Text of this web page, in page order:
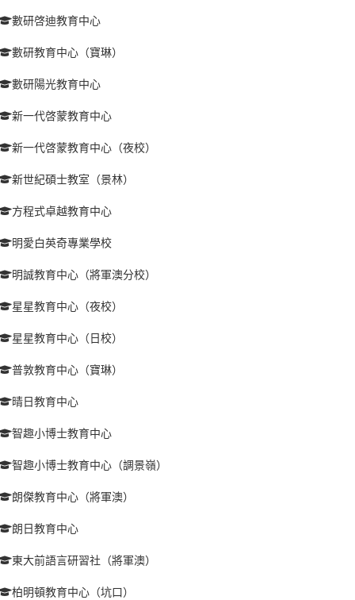
數研啓迪教育中心
數研教育中心（寶琳）
數研陽光教育中心
新一代啓蒙教育中心
新一代啓蒙教育中心（夜校）
新世紀碩士教室（景林）
方程式卓越教育中心
明愛白英奇專業學校
明誠教育中心（將軍澳分校）
星星教育中心（夜校）
星星教育中心（日校）
普敦教育中心（寶琳）
晴日教育中心
智趣小博士教育中心
智趣小博士教育中心（調景嶺）
朗傑教育中心（將軍澳）
朗日教育中心
東大前語言研習社（將軍澳）
柏明頓教育中心（坑口）